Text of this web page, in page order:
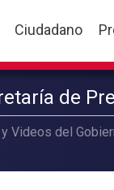
Ciudadano
de
Videos del